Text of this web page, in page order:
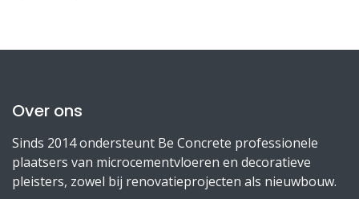
Over ons
Sinds 2014 ondersteunt Be Concrete professionele
plaatsers van microcementvloeren en decoratieve
pleisters, zowel bij renovatieprojecten als nieuwbouw.